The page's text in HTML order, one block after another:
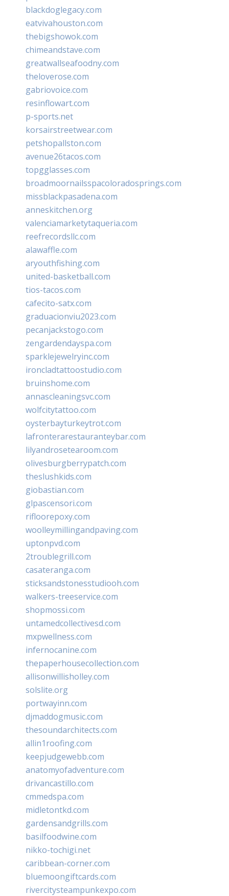
blackdoglegacy.com
eatvivahouston.com
thebigshowok.com
chimeandstave.com
greatwallseafoodny.com
theloverose.com
gabriovoice.com
resinflowart.com
p-sports.net
korsairstreetwear.com
petshopallston.com
avenue26tacos.com
topgglasses.com
broadmoornailsspacoloradosprings.com
missblackpasadena.com
anneskitchen.org
valenciamarketytaqueria.com
reefrecordsllc.com
alawaffle.com
aryouthfishing.com
united-basketball.com
tios-tacos.com
cafecito-satx.com
graduacionviu2023.com
pecanjackstogo.com
zengardendayspa.com
sparklejewelryinc.com
ironcladtattoostudio.com
bruinshome.com
annascleaningsvc.com
wolfcitytattoo.com
oysterbayturkeytrot.com
lafronterarestauranteybar.com
lilyandrosetearoom.com
olivesburgberrypatch.com
theslushkids.com
giobastian.com
glpascensori.com
rifloorepoxy.com
woolleymillingandpaving.com
uptonpvd.com
2troublegrill.com
casateranga.com
sticksandstonesstudiooh.com
walkers-treeservice.com
shopmossi.com
untamedcollectivesd.com
mxpwellness.com
infernocanine.com
thepaperhousecollection.com
allisonwillisholley.com
solslite.org
portwayinn.com
djmaddogmusic.com
thesoundarchitects.com
allin1roofing.com
keepjudgewebb.com
anatomyofadventure.com
drivancastillo.com
cmmedspa.com
midletontkd.com
gardensandgrills.com
basilfoodwine.com
nikko-tochigi.net
caribbean-corner.com
bluemoongiftcards.com
rivercitysteampunkexpo.com